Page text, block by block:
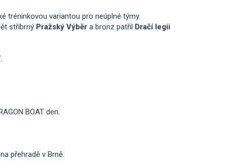
tréninkovou variantou pro neúplné týmy.
stříbrný Pražský Výběr a bronz patřil Dračí legii
BOAT den.
přehradě v Brně.